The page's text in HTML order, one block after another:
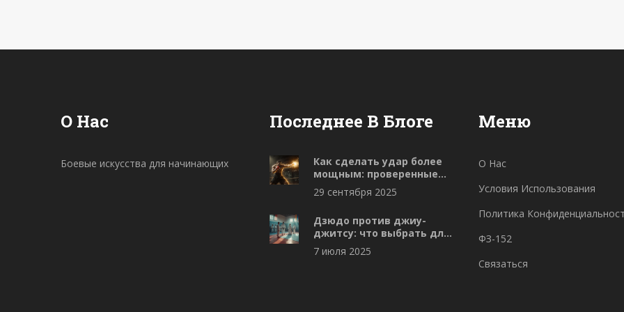
единоборств.
О Нас
Боевые искусства для начинающих
Последнее В Блоге
Как сделать удар более
мощным: проверенные
методы
29 сентября 2025
Дзюдо против джиу-
джитсу: что выбрать для
развития тела и
характера
7 июля 2025
Меню
О Нас
Условия Использования
Политика
ФЗ-152
Связаться